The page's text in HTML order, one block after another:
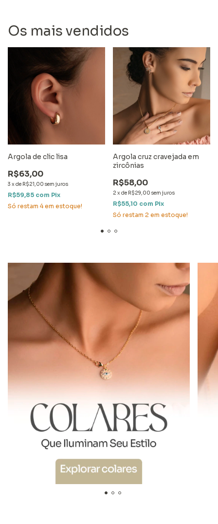
Os mais vendidos
Argola de clic lisa
R$63,00
3 x de R$21,00 sem juros
R$59,85 com Pix
Só restam 4em estoque!
Argola cruz cravejada em
zircônias
R$58,00
2 x de R$29,00 sem juros
R$55,10 com Pix
Só restam 2 em estoque!